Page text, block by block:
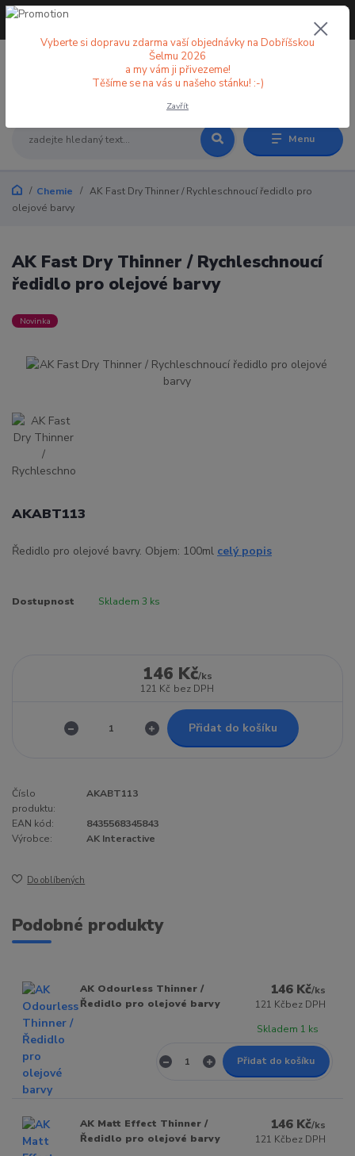
Menu
+420 773 998 582
Chemie
AK Fast Dry Thinner / Rychleschnoucí ředidlo pro
olejové barvy
AK Fast Dry Thinner / Rychleschnoucí
ředidlo pro olejové barvy
Novinka
AKABT113
Ředidlo pro olejové bavry. Objem: 100ml celý popis
Dostupnost Skladem 3 ks
146 Kč/ks
121 Kč bez DPH
Přidat do košíku
Číslo
produktu:
AKABT113
EAN kód:
8435568345843
Výrobce:
AK Interactive
Do oblíbených
Podobné produkty
AK Odourless Thinner /
Ředidlo pro olejové barvy
146 Kč/ks
121 Kčbez DPH
Skladem 1 ks
Přidat do košíku
AK Matt Effect Thinner /
Ředidlo pro olejové barvy
146 Kč/ks
121 Kčbez DPH
Vyberte si dopravu zdarma vaší objednávky na Dobříšskou
Šelmu 2026
a my vám ji přivezeme!
Těšíme se na vás u našeho stánku! :-)
Zavřít